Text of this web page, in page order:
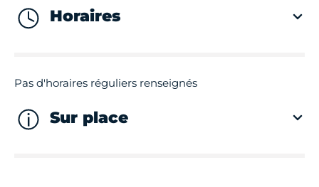
Horaires
Pas d'horaires réguliers renseignés
Sur place